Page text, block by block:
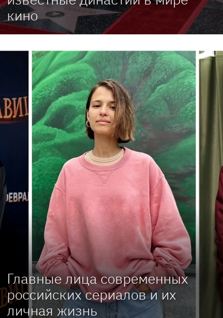
кино
Главные лица современных
российских сериалов и их
личная жизнь